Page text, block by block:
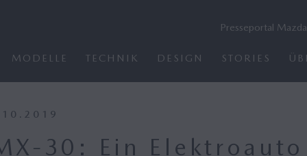
Presseportal
MODELLE
MAZDA6𝖾 MAZDA MX-5
TECHNIK
Assistenzsysteme
MyMazda App
DESIGN STORIES
Management
Assistenzsysteme Archiv
30: Ein